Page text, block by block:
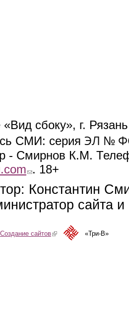
сбоку», г.
СМИ: серия ЭЛ №
- Смирнов К.М.
(link sends e-mail)
. 18+
Константин
сайта
Создание сайтов(link is external)«Три-В»